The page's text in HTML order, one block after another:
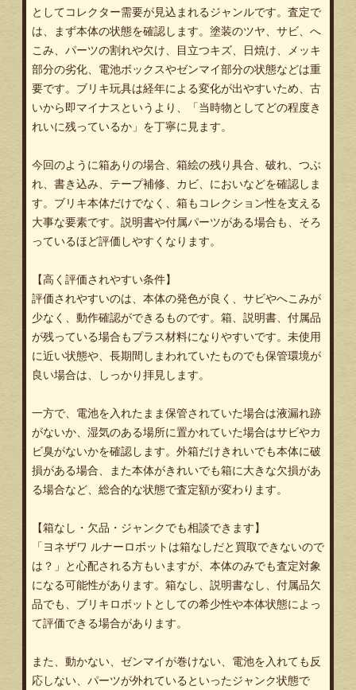
としてコレクター需要が見込まれるジャンルです。査定で
は、まず本体の状態を確認します。塗装のツヤ、サビ、へ
こみ、パーツの割れや欠け、目立つキズ、日焼け、メッキ
部分の劣化、電池ボックスやゼンマイ部分の状態などは重
要です。ブリキ玩具は経年による変化が出やすいため、古
いから即マイナスというより、「当時物としてどの程度き
れいに残っているか」を丁寧に見ます。
今回のように箱ありの場合、箱絵の残り具合、破れ、つぶ
れ、書き込み、テープ補修、カビ、においなどを確認しま
す。ブリキ本体だけでなく、箱もコレクション性を支える
大事な要素です。説明書や付属パーツがある場合も、そろ
っているほど評価しやすくなります。
【高く評価されやすい条件】
評価されやすいのは、本体の発色が良く、サビやへこみが
少なく、動作確認ができるものです。箱、説明書、付属品
が残っている場合もプラス材料になりやすいです。未使用
に近い状態や、長期間しまわれていたものでも保管環境が
良い場合は、しっかり拝見します。
一方で、電池を入れたまま保管されていた場合は液漏れ跡
がないか、湿気のある場所に置かれていた場合はサビやカ
ビ臭がないかを確認します。外箱だけきれいでも本体に破
損がある場合、また本体がきれいでも箱に大きな欠損があ
る場合など、総合的な状態で査定額が変わります。
【箱なし・欠品・ジャンクでも相談できます】
「ヨネザワ ルナーロボットは箱なしだと買取できないので
は？」と心配される方もいますが、本体のみでも査定対象
になる可能性があります。箱なし、説明書なし、付属品欠
品でも、ブリキロボットとしての希少性や本体状態によっ
て評価できる場合があります。
また、動かない、ゼンマイが巻けない、電池を入れても反
応しない、パーツが外れているといったジャンク状態で